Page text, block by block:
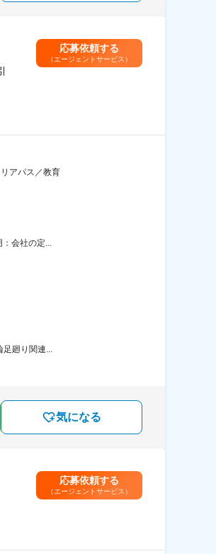
応募依頼する
（エージェントサービス）
アパス／教育
会社の定...
廻り関連...
気になる
応募依頼する
（エージェントサービス）